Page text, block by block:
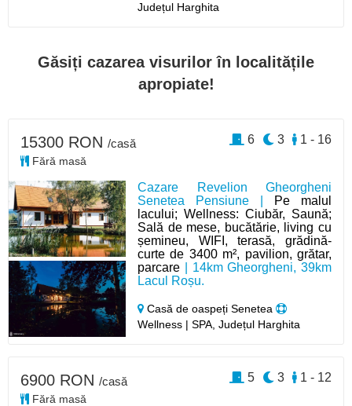
Județul Harghita
Găsiți cazarea visurilor în localitățile
apropiate!
Cazare Revelion Gheorgheni
Senetea Pensiune |
Pe malul
lacului; Wellness: Ciubăr, Saună;
Sală de mese, bucătărie, living cu
șemineu, WIFI, terasă, grădină-
curte de 3400 m², pavilion, grătar,
parcare | 14km Gheorgheni, 39km
Lacul Roșu.
Casă de oaspeți Senetea
Wellness | SPA, Județul Harghita
15300 RON /casă
Fără masă
1 - 16
3
6
6900 RON /casă
Fără masă
1 - 12
3
5